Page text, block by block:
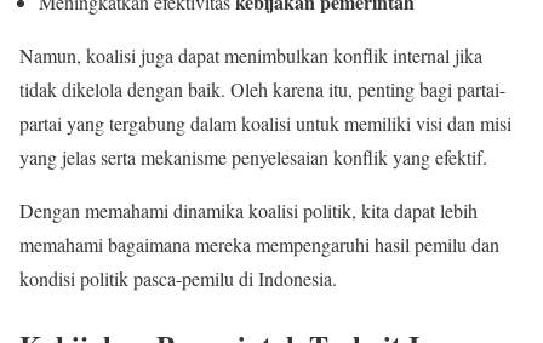
Namun, koalisi juga dapat menimbulkan konflik internal jika
tidak dikelola dengan baik. Oleh karena itu, penting bagi partai-
partai yang tergabung dalam koalisi untuk memiliki visi dan misi
yang jelas serta mekanisme penyelesaian konflik yang efektif.
Dengan memahami dinamika koalisi politik, kita dapat lebih
memahami bagaimana mereka mempengaruhi hasil pemilu dan
kondisi politik pasca-pemilu di Indonesia.